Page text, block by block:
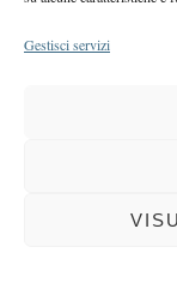
Gestisci servizi
COPYRIGHT